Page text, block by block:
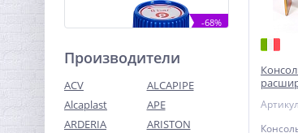
-68%
Производители
ACV
ALCAPIPE
Alcaplast
APE
ARDERIA
ARISTON
до 3